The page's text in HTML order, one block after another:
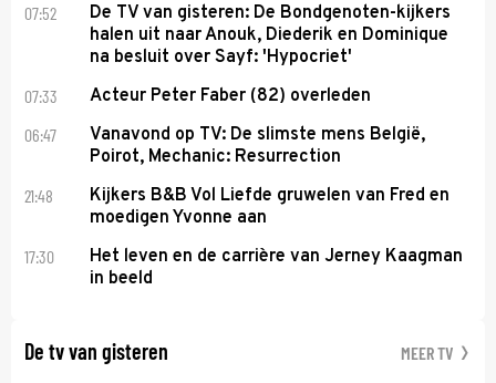
07:52
De TV van gisteren: De Bondgenoten-kijkers
halen uit naar Anouk, Diederik en Dominique
na besluit over Sayf: 'Hypocriet'
07:33 Acteur Peter Faber (82) overleden
06:47
Vanavond op TV: De slimste mens België,
Poirot, Mechanic: Resurrection
21:48
Kijkers B&B Vol Liefde gruwelen van Fred en
moedigen Yvonne aan
17:30
Het leven en de carrière van Jerney Kaagman
in beeld
De tv van gisteren MEER TV